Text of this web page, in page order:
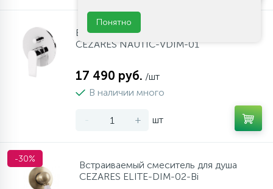
Встраиваемый смеситель для душа
CEZARES NAUTIC-VDIM-01
17 490 руб. /шт
В наличии много
- + шт
-30%
Встраиваемый смеситель для душа
CEZARES ELITE-DIM-02-Bi
Понятно